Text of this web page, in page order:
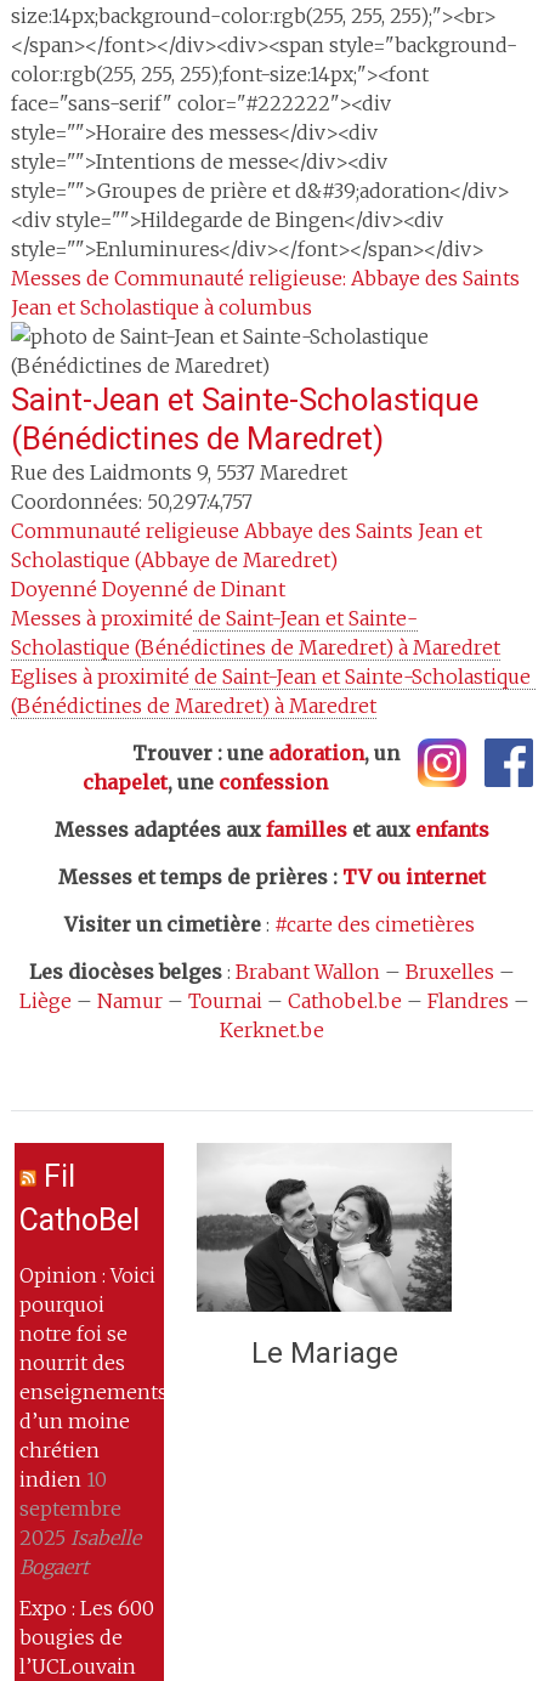
size:14px;background-color:rgb(255, 255, 255);"><br>
</span></font></div><div><span style="background-
color:rgb(255, 255, 255);font-size:14px;"><font
face="sans-serif" color="#222222"><div
style="">Horaire des messes</div><div
style="">Intentions de messe</div><div
style="">Groupes de prière et d&#39;adoration</div>
<div style="">Hildegarde de Bingen</div><div
style="">Enluminures</div></font></span></div>
Messes de Communauté religieuse: Abbaye des Saints
Jean et Scholastique à columbus
Saint-Jean et Sainte-Scholastique
(Bénédictines de Maredret)
Rue des Laidmonts 9, 5537 Maredret
Coordonnées: 50,297:4,757
Communauté religieuse Abbaye des Saints Jean et
Scholastique (Abbaye de Maredret)
Doyenné Doyenné de Dinant
Messes à proximité de Saint-Jean et Sainte-
Scholastique (Bénédictines de Maredret) à Maredret
Eglises à proximité de Saint-Jean et Sainte-Scholastique
(Bénédictines de Maredret) à Maredret
Trouver : une adoration, un
chapelet, une confession
Messes adaptées aux familleset aux enfants
Messes et temps de prières: TV ou internet
Visiter un cimetière: #carte des cimetières
Les diocèses belges: Brabant Wallon– Bruxelles –
Liège – Namur– Tournai– Cathobel.be – Flandres –
Kerknet.be
Fil
CathoBel
Opinion : Voici
pourquoi
notre foi se
nourrit des
enseignements
d’un moine
chrétien
indien 10
septembre
2025 Isabelle
Bogaert
Expo : Les 600
bougies de
l’UCLouvain
Le Mariage